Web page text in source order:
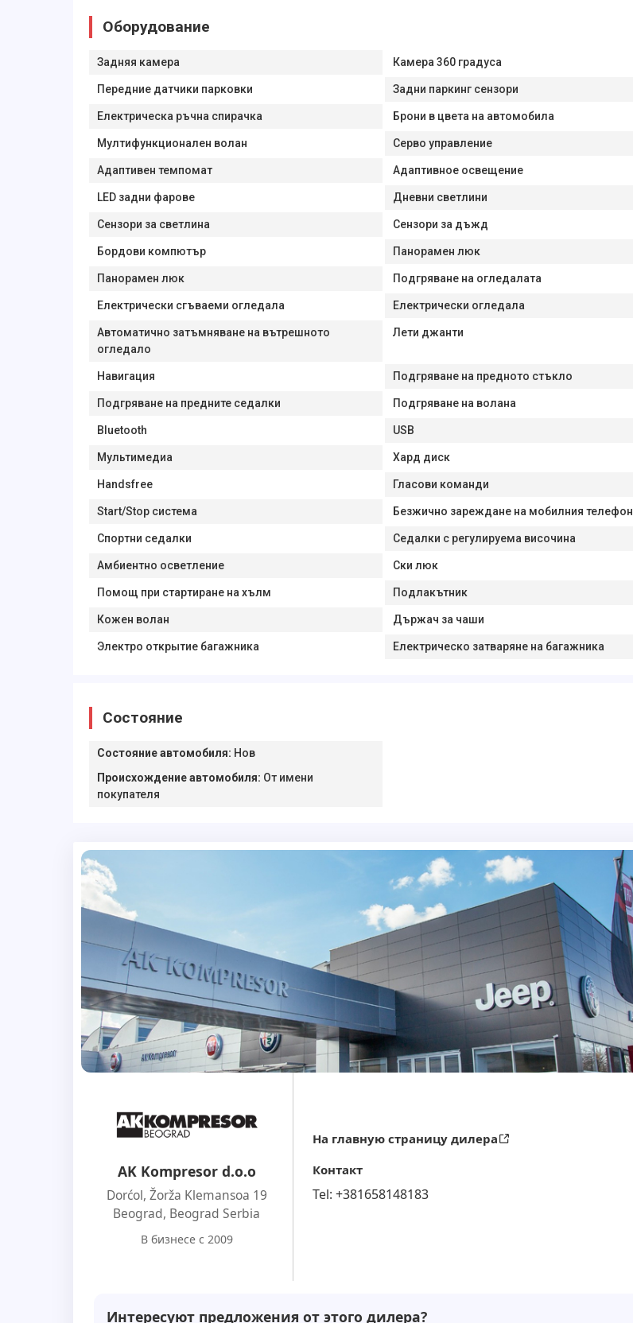
Оборудование
Задняя камера Камера 360 градуса
Передние датчики парковки Задни паркинг сензори
Електрическа ръчна спирачка Брони в цвета на автомобила
Мултифункционален волан Серво управление
Адаптивен темпомат Адаптивное освещение
LED задни фарове Дневни светлини
Сензори за светлина Сензори за дъжд
Бордови компютър Панорамен люк
Панорамен люк Подгряване на огледалата
Електрически сгъваеми огледала Електрически огледала
Автоматично затъмняване на вътрешното
огледало
Лети джанти
Навигация Подгряване на предното стъкло
Подгряване на предните седалки Подгряване на волана
Bluetooth USB
Мультимедиа Хард диск
Handsfree Гласови команди
Start/Stop система Безжично зареждане на мобилния телефон
Спортни седалки Седалки с регулируема височина
Амбиентно осветление Ски люк
Помощ при стартиране на хълм Подлакътник
Кожен волан Държач за чаши
Электро открытие багажника Електрическо затваряне на багажника
Состояние
Состояние автомобиля: Нов
Происхождение автомобиля: От имени
покупателя
AK Kompresor d.o.o
Dorćol, Žorža Klemansoa 19
Beograd, Beograd Serbia
В бизнесе с 2009
На главную страницу дилера
Контакт
Tel: +381658148183
Интересуют предложения от этого дилера?